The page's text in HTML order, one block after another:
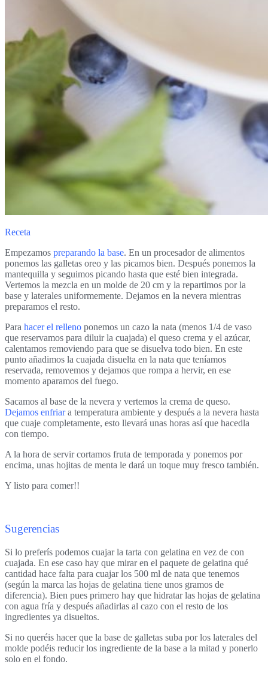
Receta
Empezamos preparando la base. En un procesador de alimentos
ponemos las galletas oreo y las picamos bien. Después ponemos la
mantequilla y seguimos picando hasta que esté bien integrada.
Vertemos la mezcla en un molde de 20 cm y la repartimos por la
base y laterales uniformemente. Dejamos en la nevera mientras
preparamos el resto.
Para hacer el relleno ponemos un cazo la nata (menos 1/4 de vaso
que reservamos para diluir la cuajada) el queso crema y el azúcar,
calentamos removiendo para que se disuelva todo bien. En este
punto añadimos la cuajada disuelta en la nata que teníamos
reservada, removemos y dejamos que rompa a hervir, en ese
momento aparamos del fuego.
Sacamos al base de la nevera y vertemos la crema de queso.
Dejamos enfriara temperatura ambiente y después a la nevera hasta
que cuaje completamente, esto llevará unas horas así que hacedla
con tiempo.
A la hora de servir cortamos fruta de temporada y ponemos por
encima, unas hojitas de menta le dará un toque muy fresco también.
Y listo para comer!!
Sugerencias
Si lo preferís podemos cuajar la tarta con gelatina en vez de con
cuajada. En ese caso hay que mirar en el paquete de gelatina qué
cantidad hace falta para cuajar los 500 ml de nata que tenemos
(según la marca las hojas de gelatina tiene unos gramos de
diferencia). Bien pues primero hay que hidratar las hojas de gelatina
con agua fría y después añadirlas al cazo con el resto de los
ingredientes ya disueltos.
Si no queréis hacer que la base de galletas suba por los laterales del
molde podéis reducir los ingrediente de la base a la mitad y ponerlo
solo en el fondo.